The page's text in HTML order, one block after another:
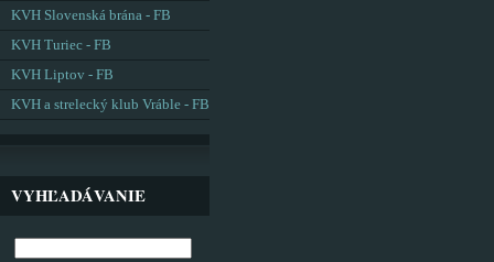
KVH Slovenská brána - FB
KVH Turiec - FB
KVH Liptov - FB
KVH a strelecký klub Vráble - FB
VYHĽADÁVANIE